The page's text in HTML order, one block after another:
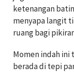
ketenangan
menyapa langit
ruang bagi
Momen indah ini
berada di tepi